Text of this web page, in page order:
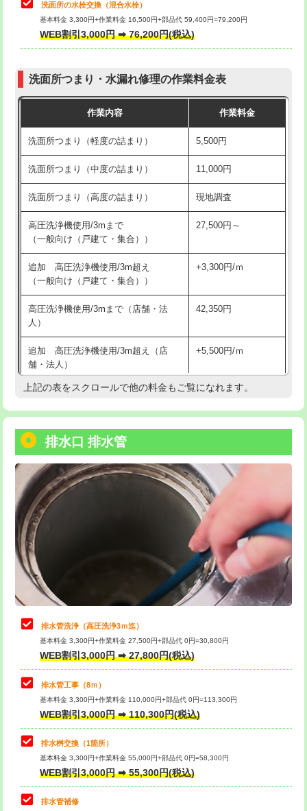
マス交換（深さ50㎝未満）
マス交換（深さ50㎝以上）
モルタル補修（厚さ10㎝まで） 27,500円
モルタル補修（厚さ10㎝超え） 38,500円
洗面台設置 38,500円
バスタブ設置 現場見積
追加人工 16,500円
廃棄・処分
※給水管工事は20mmまでの価格です。
交換・取付(混合水栓（壁付・デッキ
式・ワンホール）)
16,500円+材料費
（P/S/ポップアップ））
交換・取付（その他部品） 11,000円+材料費
持込商品取付（単水栓） 13,200円
持込商品取付（混合水栓） 16,500円
持込商品取付（浄水器・分岐水栓） 16,500円
給水管工事※（ホール加工) 16,500円
給水管工事※（バンド止め)
給水管工事※（支持金具設置) 5,500円
給水管工事※（保温材使用（バンド止
め込み）)
5,500円
給水管工事※（土の掘削・埋め戻し作
業)
11,000円
給水管工事※（塩ビ管（VP・HI）使
用/3ｍまで)
用（追加）/3ｍ超え)
給水管工事※（ライニング鋼管・銅
管・ポリ管・HT管使用/3ｍまで)
44,000円
給水管工事※（ライニング鋼管・銅
管・ポリ管・HT管使用/3ｍ超え)
+8,800円
排水管工事（土の掘削・埋め戻し作
業）
11,000円~
排水管工事（排水管工事/3ｍまで） 55,000円
排水管工事（追加 排水管工事/3ｍ超
え）
マス交換（土の掘削・埋め戻し作業）
マス交換（深さ50㎝未満）
マス交換（深さ50㎝以上） 66,000円
コンクリート斫り（厚さ10㎝まで）
コンクリート斫り（厚さ10㎝超え）
モルタル補修（厚さ10㎝まで）
洗面所の水栓交換（混合水栓）
基本料金 3,300円+作業料金 16,500円+部品代 59,400円=79,200円
WEB割引3,000円 ➡ 76,200円(税込)
洗面所つまり・水漏れ修理の作業料金表
作業内容 作業料金
洗面所つまり（軽度の詰まり） 5,500円
洗面所つまり（中度の詰まり） 11,000円
洗面所つまり（高度の詰まり） 現地調査
高圧洗浄機使用/3mまで
（一般向け（戸建て・集合））
27,500円～
追加 高圧洗浄機使用/3m超え
（一般向け（戸建て・集合））
+3,300円/ｍ
高圧洗浄機使用/3mまで（店舗・法
人）
42,350円
追加 高圧洗浄機使用/3m超え（店
舗・法人）
+5,500円/ｍ
高度高圧洗浄換 現地調査
トーラー機使用/3mまで
追加トーラー機使用/3m超え +3,300円
カメラ調査 33,000円
桝清掃 8,800円
止水・漏水調査・防水処理・清掃・修
理・調整・分解・加工など（軽作業）
11,000円
止水・漏水調査・防水処理・清掃・修
理・調整・分解・加工など（中作業）
22,000円
止水・漏水調査・防水処理・清掃・修
理・調整・分解・加工など（重作業）
33,000円
その他部品の脱着
交換・取付（タンク） 22,000円+材料費
交換・取付(単水栓（壁付・デッキ
式）)
交換・取付(混合水栓（壁付・デッキ
式・ワンホール）)
16,500円+材料費
上記の表をスクロールで他の料金もご覧になれます。
排水口 排水管
排水管洗浄（高圧洗浄3ｍ迄）
基本料金 3,300円+作業料金 27,500円+部品代 0円=30,800円
WEB割引3,000円 ➡ 27,800円(税込)
排水管工事（8ｍ）
基本料金 3,300円+作業料金 110,000円+部品代 0円=113,300円
WEB割引3,000円 ➡ 110,300円(税込)
排水桝交換（1箇所）
基本料金 3,300円+作業料金 55,000円+部品代 0円=58,300円
WEB割引3,000円 ➡ 55,300円(税込)
排水管補修